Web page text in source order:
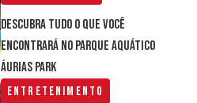
Descubra tudo o que você
encontrará no parque aquático
Áurias Park
Entretenimento